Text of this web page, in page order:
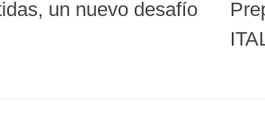
un nuevo desafío